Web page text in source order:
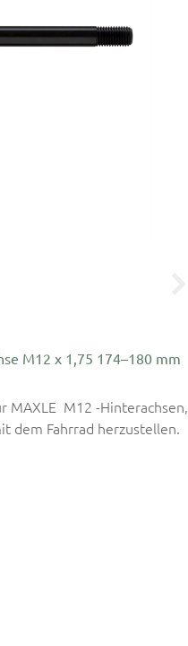
M12 x 1,75 174–180 mm
MAXLE M12 -Hinterachsen,
dem Fahrrad herzustellen.